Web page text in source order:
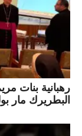
رهبانية بنات
البطريرك مار